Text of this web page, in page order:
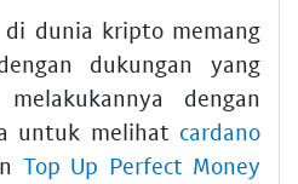
di dunia kripto memang
dukungan yang
dengan
untuk melihat cardano
Top Up Perfect Money